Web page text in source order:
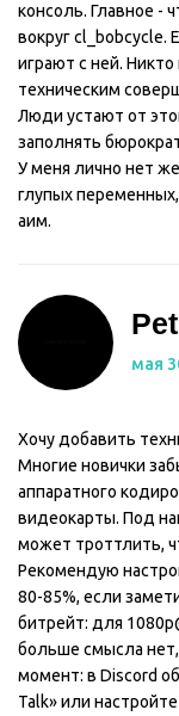
консоль. Главное -
вокруг cl_bobcycle.
играют с ней. Никто
техническим
Люди устают от
заполнять
У меня лично нет
глупых
аим.
мая
Хочу добавить
Многие новички
аппаратного
видеокарты. Под
может троттлить,
Рекомендую
80-85%, если
битрейт: для
больше смысла
момент: в Discord
Talk» или